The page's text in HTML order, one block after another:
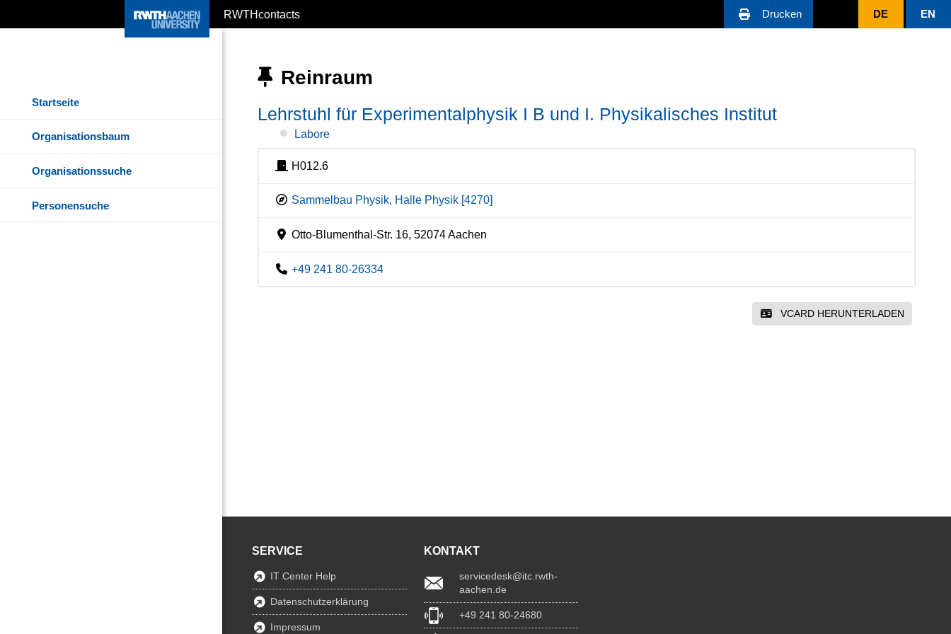
RWTHcontacts Drucken DE EN
Startseite
Organisationsbaum
Organisationssuche
Personensuche
Reinraum
Lehrstuhl für Experimentalphysik I B und I. Physikalisches Institut
Labore
H012.6
Sammelbau Physik, Halle Physik [4270]
Otto-Blumenthal-Str. 16, 52074 Aachen
+49 241 80-26334
VCARD HERUNTERLADEN
SERVICE
IT Center Help
Datenschutzerklärung
Impressum
KONTAKT
servicedesk@itc.rwth-
aachen.de
+49 241 80-24680